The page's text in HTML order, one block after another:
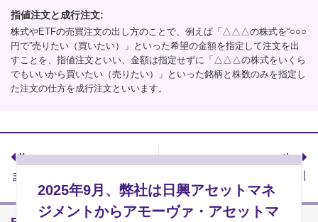
指値注文と成行注文:
株式やETFの売買注文の出し方のことで、例えば「△△△の株式を“○○○
円で”売りたい（買いたい）」といった希望の金額を指定して注文を出
すことを、指値注文といい、金額は指定せずに「△△△の株式をいくら
でもいいから買いたい（売りたい）」といった銘柄と株数のみを指定し
た注文の仕方を成行注文といいます。
前へ
まずはじめに～口座開設
次へ
信用取引
2025年9月、弊社は日興アセットマネ
ジメントからアモーヴァ・アセットマ